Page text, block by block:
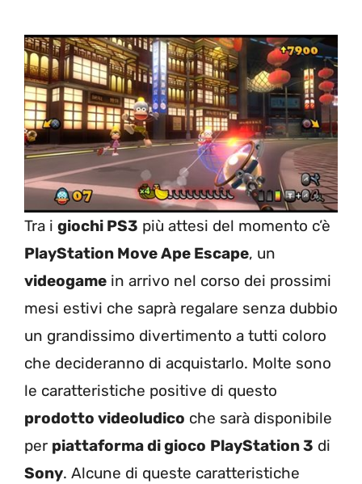
Tra i giochi PS3 più attesi del momento c’è
PlayStation Move Ape Escape, un
videogame in arrivo nel corso dei prossimi
mesi estivi che saprà regalare senza dubbio
un grandissimo divertimento a tutti coloro
che decideranno di acquistarlo. Molte sono
le caratteristiche positive di questo
prodotto videoludico che sarà disponibile
per piattaforma di gioco PlayStation 3 di
Sony. Alcune di queste caratteristiche